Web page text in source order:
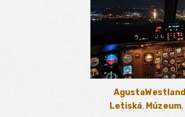
AgustaWestland
Letiská, Múzeum,